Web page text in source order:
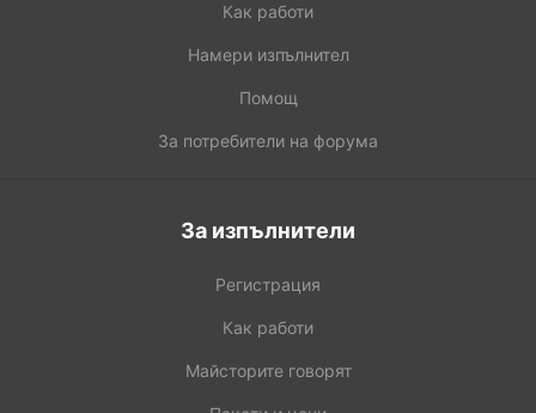
Как работи
Намери изпълнител
Помощ
За потребители на форума
За изпълнители
Регистрация
Как работи
Майсторите говорят